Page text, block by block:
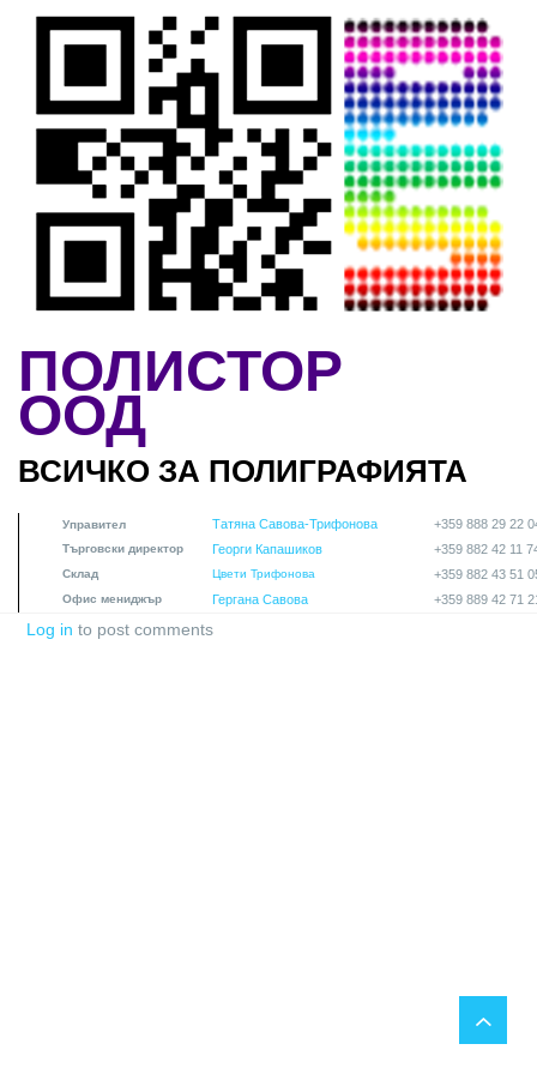
Skip to main content
ПОЛИСТОР
ООД
ВСИЧКО ЗА ПОЛИГРАФИЯТА
Управител Татяна Савова-Трифонова +359 888 29 22
Търговски директор Георги Капашиков +359 882 42 11
Склад Цвети Трифонова +359 882 43 51
Офис мениджър Гергана Савова +359 889 42 71
Log in to post comments